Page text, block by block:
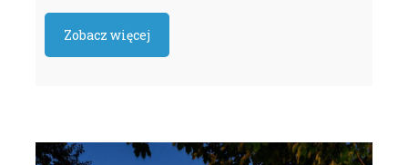
Zobacz więcej